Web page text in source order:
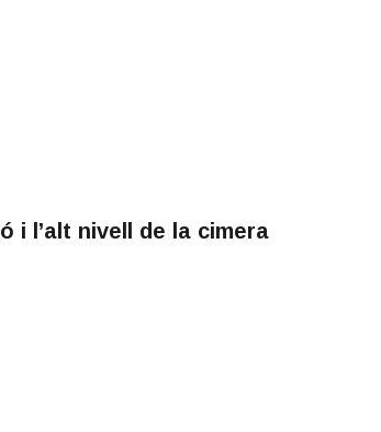
i l’alt nivell de la cimera